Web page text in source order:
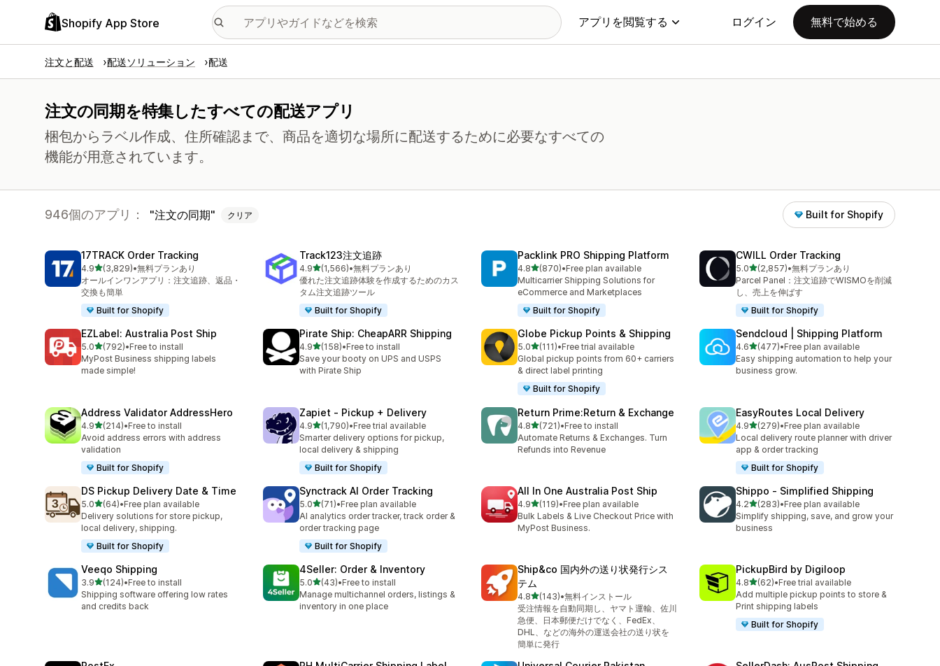
Shopify App Store アプリを閲覧する ログイン 無料で始める
注文と配送 配送ソリューション 配送
注文の同期を特集したすべての配送アプリ
梱包からラベル作成、住所確認まで、商品を適切な場所に配送するために必要なすべての
機能が用意されています。
946個のアプリ： 注文の同期 クリア Built for Shopify
17TRACK Order Tracking
4.95つ星中
(3,829)
合計レビュー数：3829件
•無料プランあり
オールインワンアプリ：注文追跡、返品・
交換も簡単
Built for Shopify
Track123注文追跡
4.95つ星中
(1,566)
合計レビュー数：1566件
•無料プランあり
優れた注文追跡体験を作成するためのカス
タム注文追跡ツール
Built for Shopify
Packlink PRO Shipping Platform
4.85つ星中
(870)
合計レビュー数：870件
•Free plan available
Multicarrier Shipping Solutions for
eCommerce and Marketplaces
Built for Shopify
CWILL Order Tracking
5.05つ星中
(2,857)
合計レビュー数：2857件
•無料プランあり
Parcel Panel：注文追跡でWISMOを削減
し、売上を伸ばす
Built for Shopify
EZLabel: Australia Post Ship
5.05つ星中
(792)
合計レビュー数：792件
•Free to install
MyPost Business shipping labels
made simple!
Pirate Ship: CheapARR Shipping
4.95つ星中
(158)
合計レビュー数：158件
•Free to install
Save your booty on UPS and USPS
with Pirate Ship
Globe Pickup Points & Shipping
5.05つ星中
(111)
合計レビュー数：111件
•Free trial available
Global pickup points from 60+ carriers
& direct label printing
Built for Shopify
Sendcloud | Shipping Platform
4.65つ星中
(477)
合計レビュー数：477件
•Free plan available
Easy shipping automation to help your
business grow.
Address Validator AddressHero
4.95つ星中
(214)
合計レビュー数：214件
•Free to install
Avoid address errors with address
validation
Built for Shopify
Zapiet ‑ Pickup + Delivery
4.95つ星中
(1,790)
合計レビュー数：1790件
•Free trial available
Smarter delivery options for pickup,
local delivery & shipping
Built for Shopify
Return Prime:Return & Exchange
4.85つ星中
(721)
合計レビュー数：721件
•Free to install
Automate Returns & Exchanges. Turn
Refunds into Revenue
EasyRoutes Local Delivery
4.95つ星中
(279)
合計レビュー数：279件
•Free plan available
Local delivery route planner with driver
app & order tracking
Built for Shopify
DS Pickup Delivery Date & Time
5.05つ星中
(64)
合計レビュー数：64件
•Free plan available
Delivery solutions for store pickup,
local delivery, shipping.
Built for Shopify
Synctrack AI Order Tracking
5.05つ星中
(71)
合計レビュー数：71件
•Free plan available
AI analytics order tracker, track order &
order tracking page
Built for Shopify
All In One Australia Post Ship
4.95つ星中
(119)
合計レビュー数：119件
•Free plan available
Bulk Labels & Live Checkout Price with
MyPost Business.
Shippo ‑ Simplified Shipping
4.25つ星中
(283)
合計レビュー数：283件
•Free plan available
Simplify shipping, save, and grow your
business
Veeqo Shipping
3.95つ星中
(124)
合計レビュー数：124件
•Free to install
Shipping software offering low rates
and credits back
4Seller: Order & Inventory
5.05つ星中
(43)
合計レビュー数：43件
•Free to install
Manage multichannel orders, listings &
inventory in one place
Ship&co 国内外の送り状発行シス
テム
4.85つ星中
(143)
合計レビュー数：143件
•無料インストール
受注情報を自動同期し、ヤマト運輸、佐川
急便、日本郵便だけでなく、FedEx、
DHL、などの海外の運送会社の送り状を
簡単に発行
PickupBird by Digiloop
4.85つ星中
(62)
合計レビュー数：62件
•Free trial available
Add multiple pickup points to store &
Print shipping labels
Built for Shopify